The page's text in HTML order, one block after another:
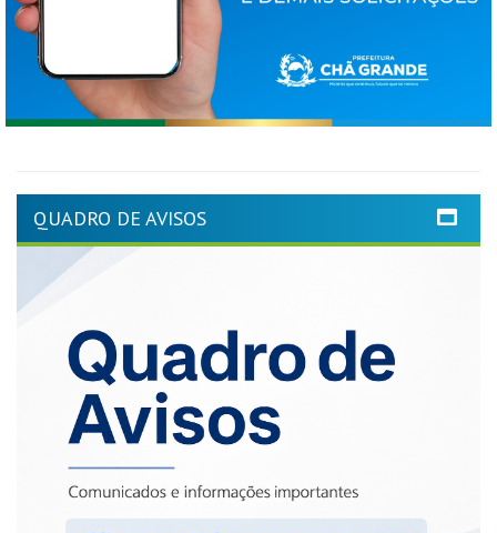
QUADRO DE AVISOS